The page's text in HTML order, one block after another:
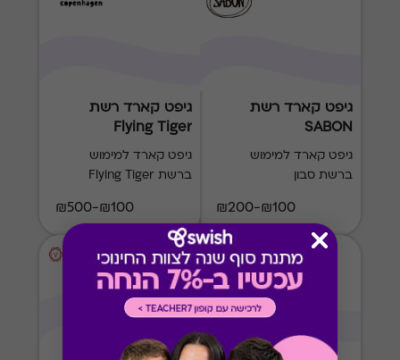
גיפט קארד רשת
SABON
גיפט קארד למימוש
ברשת סבון
₪100-₪200
גיפט קארד רשת
Flying Tiger
גיפט קארד למימוש
ברשת Flying Tiger
₪100-₪500